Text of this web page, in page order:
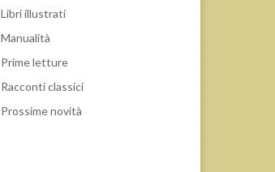
Libri illustrati
Manualità
Prime letture
Racconti classici
Prossime novità